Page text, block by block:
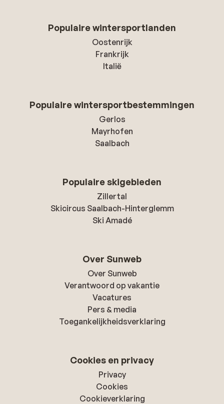
Populaire wintersportlanden
Oostenrijk
Frankrijk
Italië
Populaire wintersportbestemmingen
Gerlos
Mayrhofen
Saalbach
Populaire skigebieden
Zillertal
Skicircus Saalbach-Hinterglemm
Ski Amadé
Over Sunweb
Over Sunweb
Verantwoord op vakantie
Vacatures
Pers & media
Toegankelijkheidsverklaring
Cookies en privacy
Privacy
Cookies
Cookieverklaring